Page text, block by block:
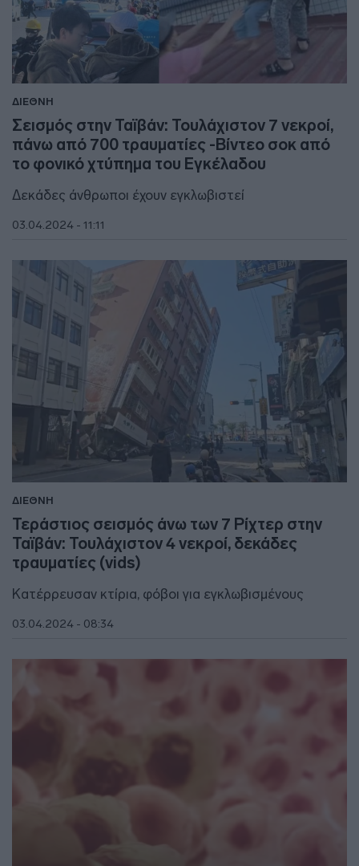
ΔΙΕΘΝΗ
Σεισμός στην Ταϊβάν: Τουλάχιστον 7 νεκροί,
πάνω από 700 τραυματίες -Βίντεο σοκ από
το φονικό χτύπημα του Εγκέλαδου
Δεκάδες άνθρωποι έχουν εγκλωβιστεί
03.04.2024 - 11:11
ΔΙΕΘΝΗ
Τεράστιος σεισμός άνω των 7 Ρίχτερ στην
Ταϊβάν: Τουλάχιστον 4 νεκροί, δεκάδες
τραυματίες (vids)
Κατέρρευσαν κτίρια, φόβοι για εγκλωβισμένους
03.04.2024 - 08:34